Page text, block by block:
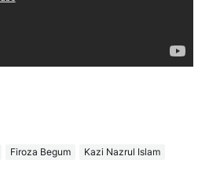
Firoza Begum
Kazi Nazrul Islam